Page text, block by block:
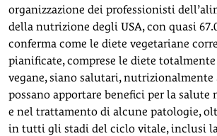
organizzazione dei professionisti
della nutrizione degli USA, con quasi
conferma come le diete vegetariane
pianificate, comprese le diete
vegane, siano salutari, nutrizionalmente
possano apportare benefici per la salute
e nel trattamento di alcune patologie,
in tutti gli stadi del ciclo vitale, inclusi